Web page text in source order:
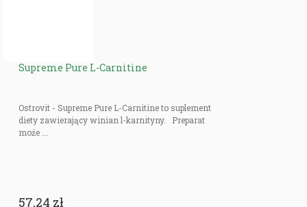
Supreme Pure L-Carnitine
Ostrovit - Supreme Pure L-Carnitine to suplement
diety zawierający winian l-karnityny. Preparat
może ...
57,24 zł